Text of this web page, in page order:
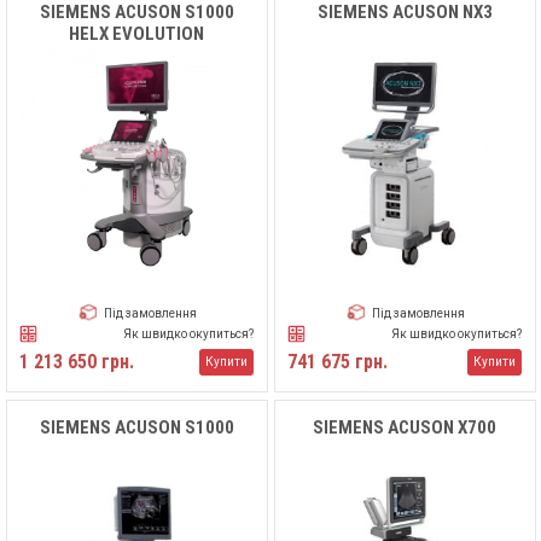
SIEMENS ACUSON S1000
HELX EVOLUTION
Під замовлення
Як швидко окупиться?
1 213 650 грн. Купити
SIEMENS ACUSON NX3
Під замовлення
Як швидко окупиться?
741 675 грн. Купити
SIEMENS ACUSON S1000 SIEMENS ACUSON X700